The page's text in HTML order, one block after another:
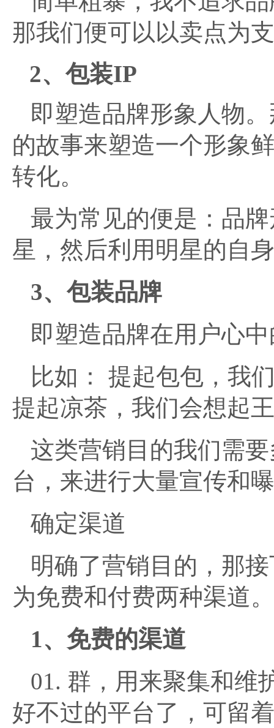
那我们便可以以卖点为
2、包装IP
即塑造品牌形象人物
的故事来塑造一个形象
转化。
最为常见的便是：品
星，然后利用明星的自
3、包装品牌
即塑造品牌在用户心
比如： 提起包包，我
提起凉茶，我们会想起
这类营销目的我们需
台，来进行大量宣传和
确定渠道
明确了营销目的，那
为免费和付费两种渠道。
1、免费的渠道
01. 群，用来聚集和维
好不过的平台了，可留